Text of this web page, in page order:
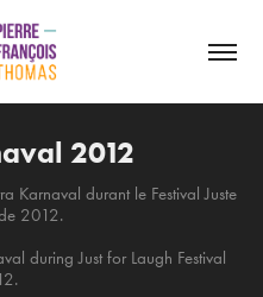
2012
Karnaval durant le Festival Juste
2012.
during Just for Laugh Festival